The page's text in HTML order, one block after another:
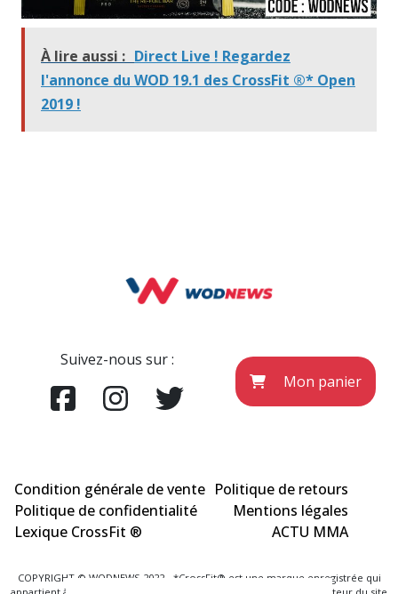
À lire aussi : Direct Live ! Regardez
l'annonce du WOD 19.1 des CrossFit ®* Open
2019 !
Suivez-nous sur :
Mon panier
Condition générale de vente Politique de retours
Politique de confidentialité
Mentions légales
Lexique CrossFit ®
ACTU MMA
COPYRIGHT © WODNEWS 2022 - *CrossFit® est une marque enregistrée qui